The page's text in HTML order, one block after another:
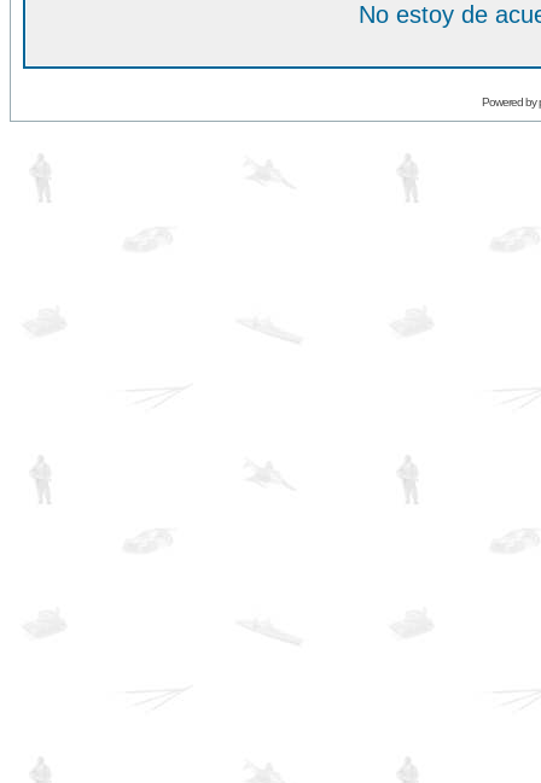
No estoy de
Powered by